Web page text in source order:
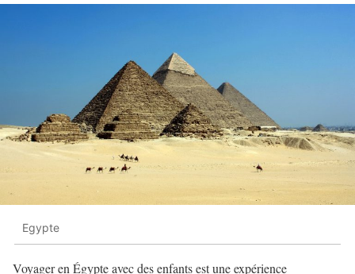
Egypte
Voyager en Égypte avec des enfants est une expérience